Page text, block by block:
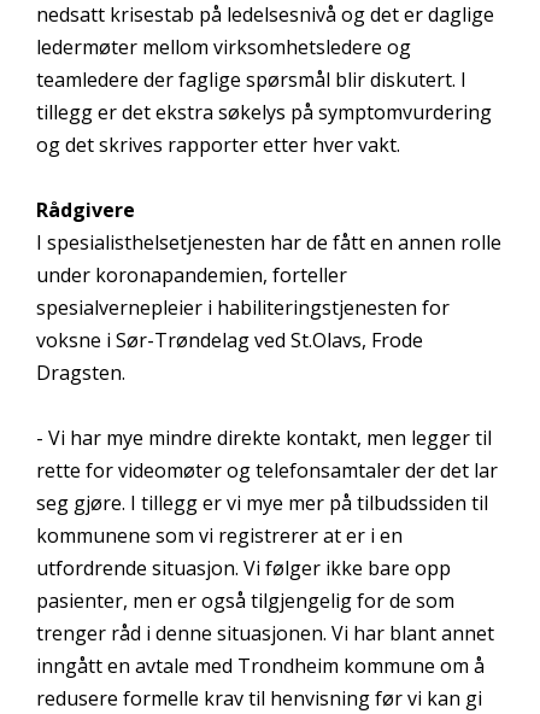
nedsatt krisestab på ledelsesnivå og det er daglige
ledermøter mellom virksomhetsledere og
teamledere der faglige spørsmål blir diskutert. I
tillegg er det ekstra søkelys på symptomvurdering
og det skrives rapporter etter hver vakt.
Rådgivere
I spesialisthelsetjenesten har de fått en annen rolle
under koronapandemien, forteller
spesialvernepleier i habiliteringstjenesten for
voksne i Sør-Trøndelag ved St.Olavs, Frode
Dragsten.
- Vi har mye mindre direkte kontakt, men legger til
rette for videomøter og telefonsamtaler der det lar
seg gjøre. I tillegg er vi mye mer på tilbudssiden til
kommunene som vi registrerer at er i en
utfordrende situasjon. Vi følger ikke bare opp
pasienter, men er også tilgjengelig for de som
trenger råd i denne situasjonen. Vi har blant annet
inngått en avtale med Trondheim kommune om å
redusere formelle krav til henvisning før vi kan gi